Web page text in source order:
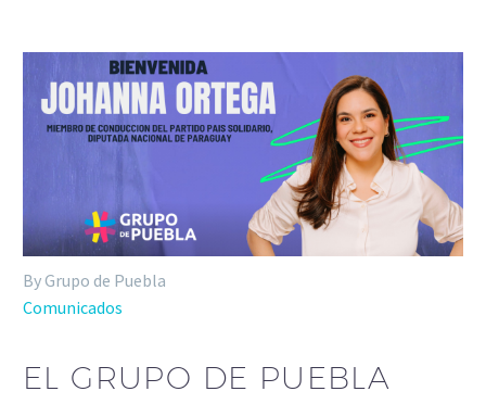
By Grupo de Puebla
Comunicados
EL GRUPO DE PUEBLA